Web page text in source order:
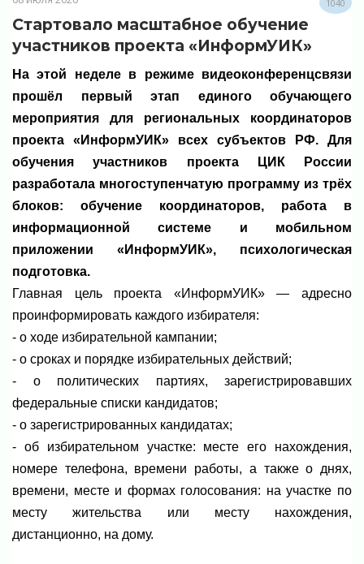
1040
Стартовало масштабное обучение
участников проекта «ИнформУИК»
На этой неделе в режиме видеоконференцсвязи
прошёл первый этап единого обучающего
мероприятия для региональных координаторов
проекта «ИнформУИК» всех субъектов РФ. Для
обучения участников проекта ЦИК России
разработала многоступенчатую программу из трёх
блоков: обучение координаторов, работа в
информационной системе и мобильном
приложении «ИнформУИК», психологическая
подготовка.
Главная цель проекта «ИнформУИК» — адресно
проинформировать каждого избирателя:
- о ходе избирательной кампании;
- о сроках и порядке избирательных действий;
- о политических партиях, зарегистрировавших
федеральные списки кандидатов;
- о зарегистрированных кандидатах;
- об избирательном участке: месте его нахождения,
номере телефона, времени работы, а также о днях,
времени, месте и формах голосования: на участке по
месту жительства или месту нахождения,
дистанционно, на дому.